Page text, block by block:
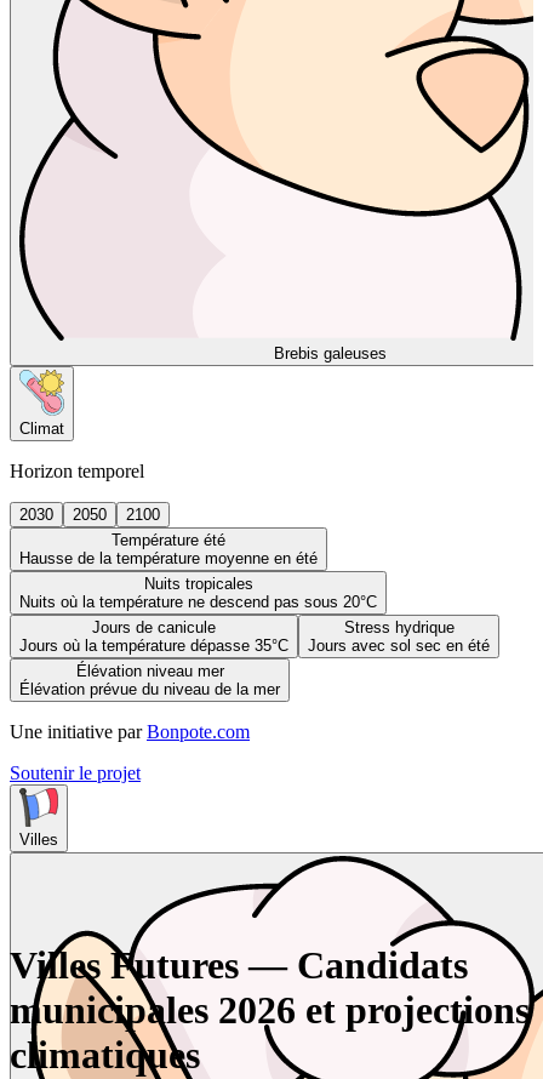
Brebis galeuses
Climat
Horizon temporel
2030 2050
2100
Température été
Hausse de la température moyenne en été
Nuits tropicales
Nuits où la température ne descend pas sous 20°C
Jours de canicule
Jours où la température dépasse 35°C
Stress hydrique
Jours avec sol sec en été
Élévation niveau mer
Élévation prévue du niveau de la mer
Une initiative par Bonpote.com
Soutenir le projet
Villes
Villes Futures — Candidats
municipales 2026 et projections
climatiques